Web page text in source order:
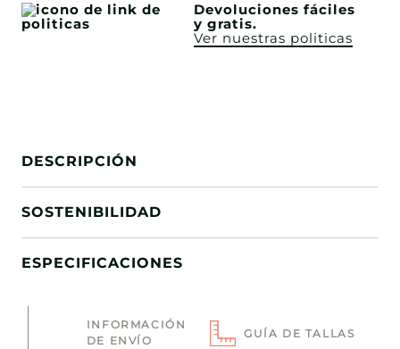
Devoluciones fáciles
y gratis.
Ver nuestras politicas
DESCRIPCIÓN
SOSTENIBILIDAD
ESPECIFICACIONES
INFORMACIÓN
DE ENVÍO
GUÍA DE TALLAS